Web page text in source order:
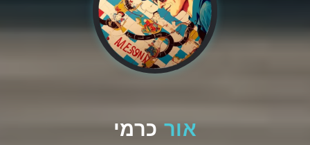
אור כרמי